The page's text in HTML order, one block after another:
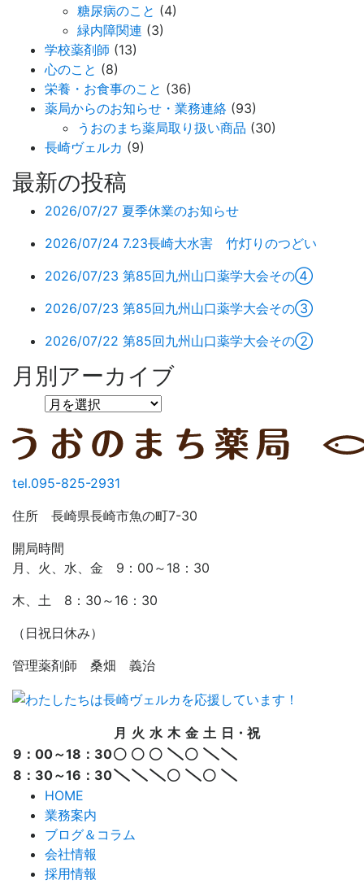
糖尿病のこと (4)
緑内障関連 (3)
学校薬剤師 (13)
心のこと (8)
栄養・お食事のこと (36)
薬局からのお知らせ・業務連絡 (93)
うおのまち薬局取り扱い商品 (30)
長崎ヴェルカ (9)
最新の投稿
2026/07/27 夏季休業のお知らせ
2026/07/24 7.23長崎大水害 竹灯りのつどい
2026/07/23 第85回九州山口薬学大会その④
2026/07/23 第85回九州山口薬学大会その③
2026/07/22 第85回九州山口薬学大会その②
月別アーカイブ
tel.095-825-2931
住所 長崎県長崎市魚の町7-30
開局時間
月、火、水、金 9：00～18：30
木、土 8：30～16：30
（日祝日休み）
管理薬剤師 桑畑 義治
月 火 水 木 金 土 日・祝
9：00～18：30
8：30～16：30
HOME
業務案内
ブログ＆コラム
会社情報
採用情報